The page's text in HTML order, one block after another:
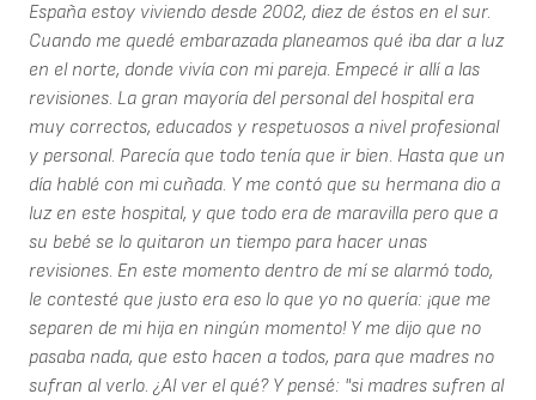
España estoy viviendo desde 2002, diez de éstos en el sur.
Cuando me quedé embarazada planeamos qué iba dar a luz
en el norte, donde vivía con mi pareja. Empecé ir allí a las
revisiones. La gran mayoría del personal del hospital era
muy correctos, educados y respetuosos a nivel profesional
y personal. Parecía que todo tenía que ir bien. Hasta que un
día hablé con mi cuñada. Y me contó que su hermana dio a
luz en este hospital, y que todo era de maravilla pero que a
su bebé se lo quitaron un tiempo para hacer unas
revisiones. En este momento dentro de mí se alarmó todo,
le contesté que justo era eso lo que yo no quería: ¡que me
separen de mi hija en ningún momento! Y me dijo que no
pasaba nada, que esto hacen a todos, para que madres no
sufran al verlo. ¿Al ver el qué? Y pensé: "si madres sufren al